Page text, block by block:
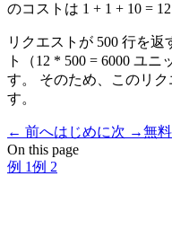
のコストは 1 + 1 + 10 =
リクエストが 500 行を
ト（12 * 500 = 6000 ユ
す。 そのため、このリ
す。
← 前へはじめに次 →無
On this page
例 1例 2